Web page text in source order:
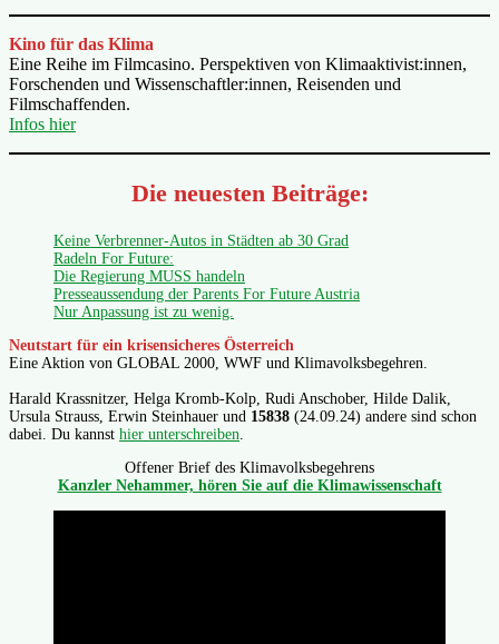
Kino für das Klima
Eine Reihe im Filmcasino. Perspektiven von Klimaaktivist:innen,
Forschenden und Wissenschaftler:innen, Reisenden und
Filmschaffenden.
Infos hier
Die neuesten Beiträge:
Keine Verbrenner-Autos in Städten ab 30 Grad
Radeln For Future:
Die Regierung MUSS handeln
Presseaussendung der Parents For Future Austria
Nur Anpassung ist zu wenig.
Neutstart für ein krisensicheres Österreich
Eine Aktion von GLOBAL 2000, WWF und Klimavolksbegehren.
Harald Krassnitzer, Helga Kromb-Kolp, Rudi Anschober, Hilde Dalik,
Ursula Strauss, Erwin Steinhauer und 15838 (24.09.24) andere sind schon
dabei. Du kannst hier unterschreiben.
Offener Brief des Klimavolksbegehrens
Kanzler Nehammer, hören Sie auf die Klimawissenschaft